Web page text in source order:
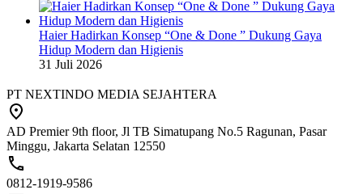
Haier Hadirkan Konsep “One & Done ” Dukung Gaya
Hidup Modern dan Higienis
31 Juli 2026
PT NEXTINDO MEDIA SEJAHTERA
AD Premier 9th floor, Jl TB Simatupang No.5 Ragunan, Pasar
Minggu, Jakarta Selatan 12550
0812-1919-9586